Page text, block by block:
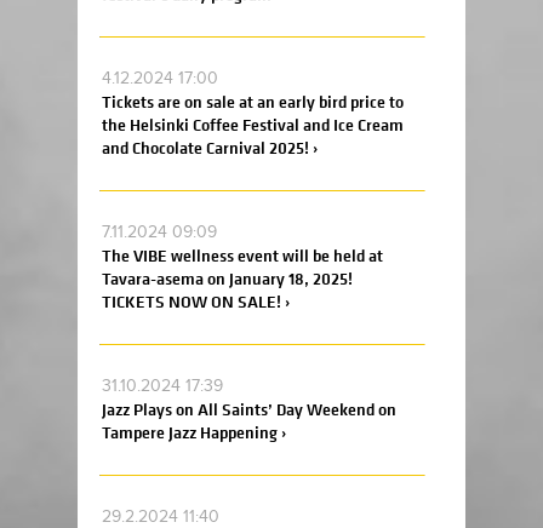
4.12.2024 17:00
Tickets are on sale at an early bird price to
the Helsinki Coffee Festival and Ice Cream
and Chocolate Carnival 2025! ›
7.11.2024 09:09
The VIBE wellness event will be held at
Tavara-asema on January 18, 2025!
TICKETS NOW ON SALE! ›
31.10.2024 17:39
Jazz Plays on All Saints’ Day Weekend on
Tampere Jazz Happening ›
29.2.2024 11:40